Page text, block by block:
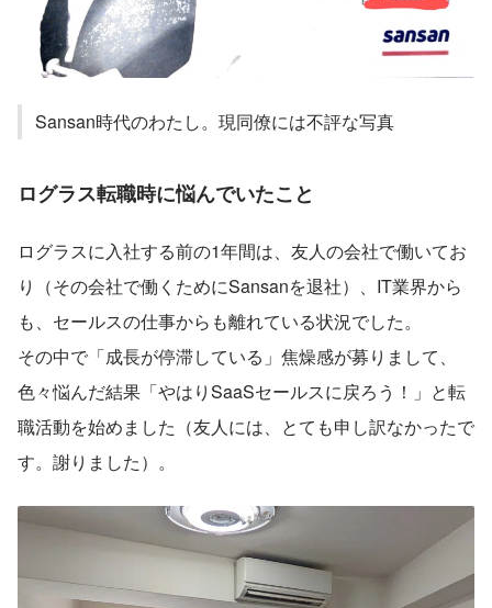
Sansan時代のわたし。現同僚には不評な写真
ログラス転職時に悩んでいたこと
ログラスに入社する前の1年間は、友人の会社で働いてお
り（その会社で働くためにSansanを退社）、IT業界から
も、セールスの仕事からも離れている状況でした。
その中で「成長が停滞している」焦燥感が募りまして、
色々悩んだ結果「やはりSaaSセールスに戻ろう！」と転
職活動を始めました（友人には、とても申し訳なかったで
す。謝りました）。